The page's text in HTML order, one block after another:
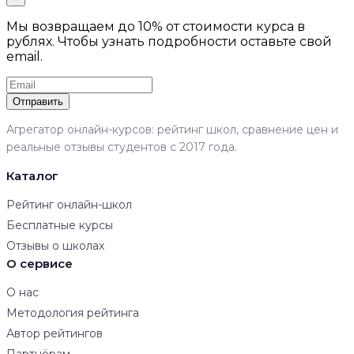
Мы возвращаем до 10% от стоимости курса в
рублях. Чтобы узнать подробности оставьте свой
email.
Отправить
Агрегатор онлайн-курсов: рейтинг школ, сравнение цен и
реальные отзывы студентов с 2017 года.
Каталог
Рейтинг онлайн-школ
Бесплатные курсы
Отзывы о школах
О сервисе
О нас
Методология рейтинга
Автор рейтингов